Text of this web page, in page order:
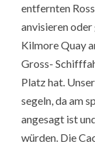
entfernten
anvisieren oder
Kilmore Quay
Gross-
Platz hat.
segeln, da am
angesagt ist
würden. Die